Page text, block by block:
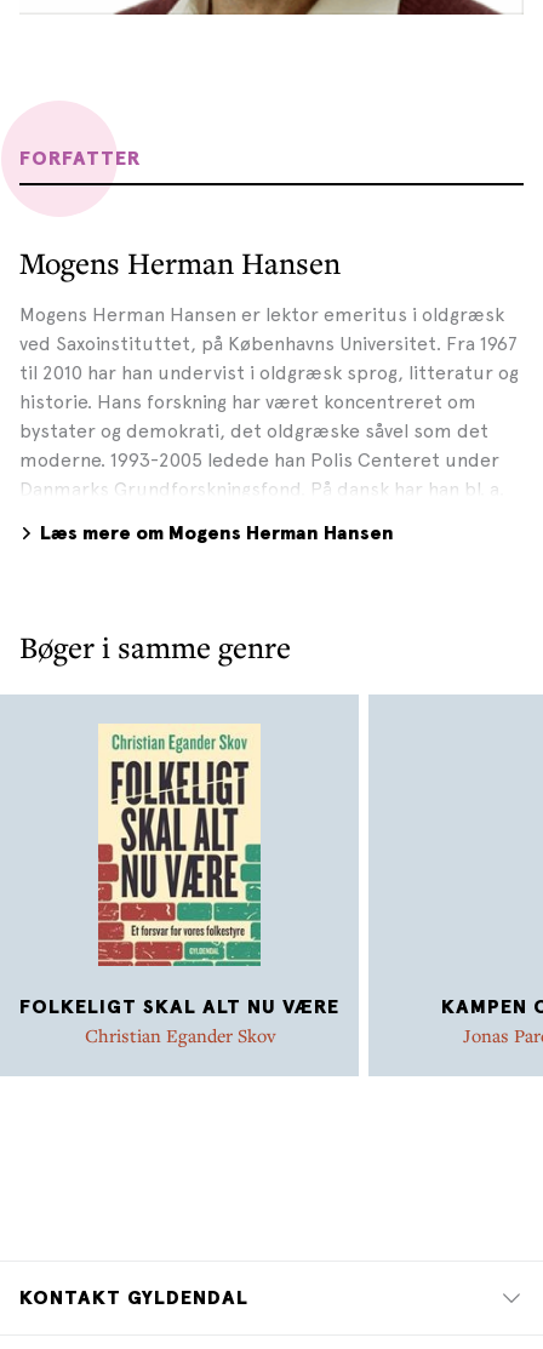
FORFATTER
Mogens Herman Hansen
Mogens Herman Hansen er lektor emeritus i oldgræsk
ved Saxoinstituttet, på Københavns Universitet. Fra 1967
til 2010 har han undervist i oldgræsk sprog, litteratur og
historie. Hans forskning har været koncentreret om
bystater og demokrati, det oldgræske såvel som det
moderne. 1993-2005 ledede han Polis Centeret under
Danmarks Grundforskningsfond. På dansk har han bl. a.
og Demokratiets historie fra oldtid til nutid (2012). Hans
arbejde med bystater over hele verden fra oldtid til
nutid modtog han i 2007 Gad Rausings pris for
fremragende humanistisk forskning, og bogen om
demokrati som styreform og som ideologi blev i 2011
hædret som bedste humanistiske forskningformidling i
Læs mere om Mogens Herman Hansen
Bøger i samme genre
FOLKELIGT SKAL ALT NU VÆRE
Christian Egander Skov
KAMPEN
Jonas
KONTAKT GYLDENDAL